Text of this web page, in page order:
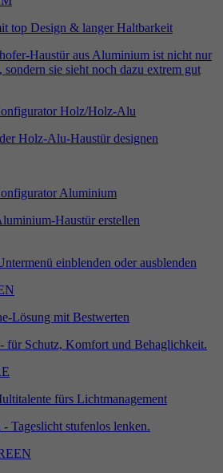
top Design & langer Haltbarkeit
Holz/Holz-Alu
Holz-Alu-Haustür designen
Aluminium
Haustür erstellen
einblenden oder ausblenden
Lösung mit Bestwerten
fürs Lichtmanagement